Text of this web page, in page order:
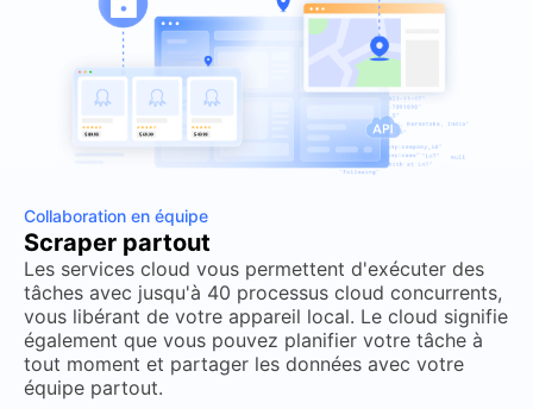
Collaboration en équipe
Scraper partout
Les services cloud vous permettent d'exécuter des
tâches avec jusqu'à 40 processus cloud concurrents,
vous libérant de votre appareil local. Le cloud signifie
également que vous pouvez planifier votre tâche à
tout moment et partager les données avec votre
équipe partout.